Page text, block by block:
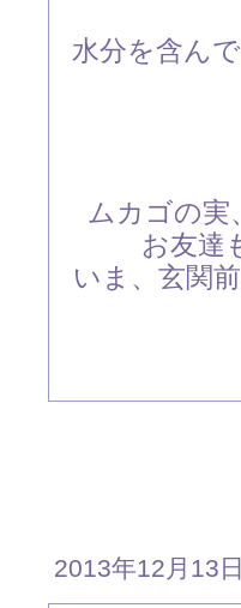
水分を含ん
ムカゴの
お友達
いま、玄関
2013年12月13